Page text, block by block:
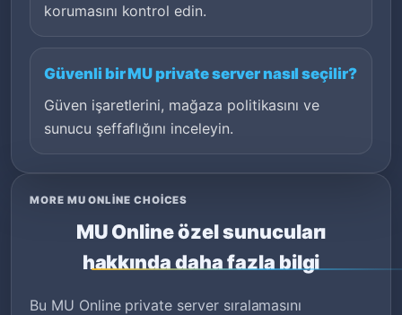
korumasını kontrol edin.
Güvenli bir MU private server nasıl seçilir?
Güven işaretlerini, mağaza politikasını ve
sunucu şeffaflığını inceleyin.
MORE MU ONLINE CHOICES
MU Online özel sunucuları
hakkında daha fazla bilgi
Bu MU Online private server sıralamasını